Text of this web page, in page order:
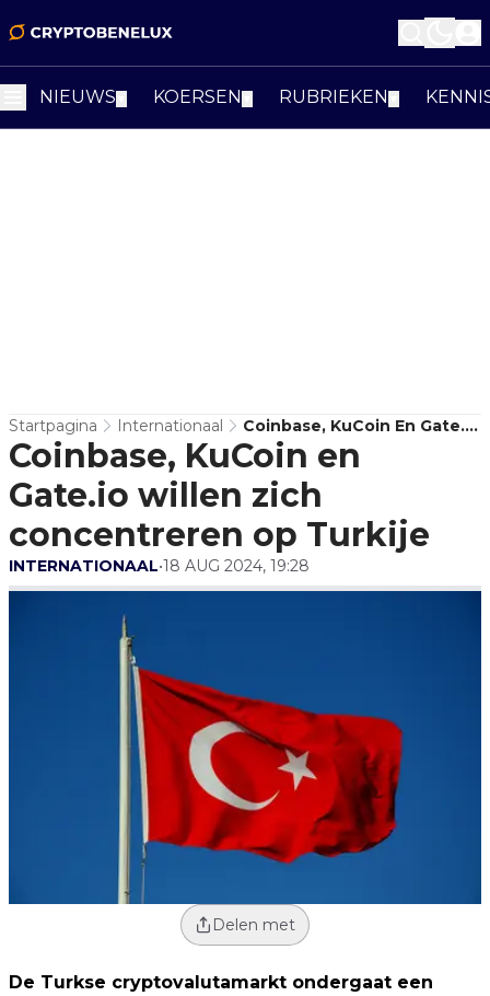
NIEUWS KOERSEN RUBRIEKEN
Startpagina Internationaal
Coinbase, KuCoin En Gate.io
Willen Zich Concentreren
Op Turkije
Coinbase, KuCoin en
Gate.io willen zich
concentreren op Turkije
INTERNATIONAAL•18 AUG 2024, 19:28
Delen met
De Turkse cryptovalutamarkt ondergaat een